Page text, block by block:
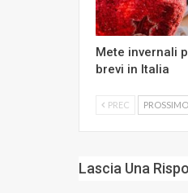
Mete invernali
brevi in Italia
PREC PROSSIMO
Lascia Una